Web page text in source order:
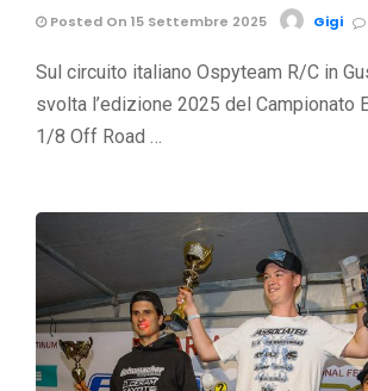
Posted On 15 Settembre 2025 Gigi
Sul circuito italiano Ospyteam R/C in
svolta l’edizione 2025 del Campionato
1/8 Off Road …